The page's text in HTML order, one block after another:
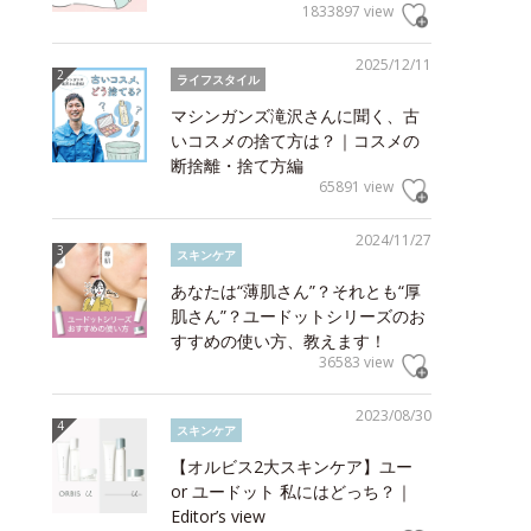
1833897 view
2025/12/11
ライフスタイル
マシンガンズ滝沢さんに聞く、古
いコスメの捨て方は？｜コスメの
断捨離・捨て方編
65891 view
2024/11/27
スキンケア
あなたは“薄肌さん”？それとも“厚
肌さん”？ユードットシリーズのお
すすめの使い方、教えます！
36583 view
2023/08/30
スキンケア
【オルビス2大スキンケア】ユー
or ユードット 私にはどっち？｜
Editor’s view